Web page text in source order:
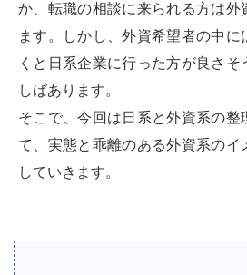
か、転職の相談に来られる方は外
ます。しかし、外資希望者の中に
くと日系企業に行った方が良さ
しばあります。
そこで、今回は日系と外資系の整
て、実態と乖離のある外資系のイ
していきます。